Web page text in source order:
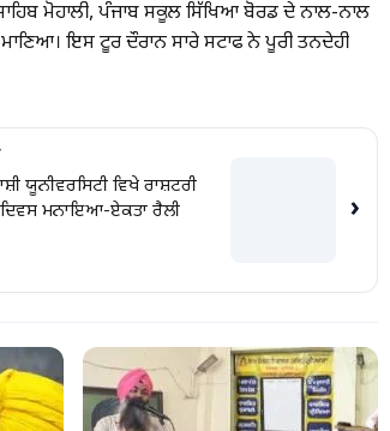
ਮੋਹਾਲੀ, ਪੰਜਾਬ ਸਕੂਲ ਸਿੱਖਿਆ ਬੋਰਡ ਦੇ ਨਾਲ-ਨਾਲ
ਇਸ ਟੂਰ ਦੌਰਾਨ ਸਾਰੇ ਸਟਾਫ ਨੇ ਪੂਰੀ ਤਨਦੇਹੀ
ਯੂਨੀਵਰਸਿਟੀ ਵਿਖੇ ਰਾਸ਼ਟਰੀ
ਮਨਾਇਆ-ਏਕਤਾ ਰੈਲੀ
›